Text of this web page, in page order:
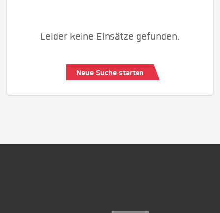
Leider keine Einsätze gefunden.
Neue Suche starten